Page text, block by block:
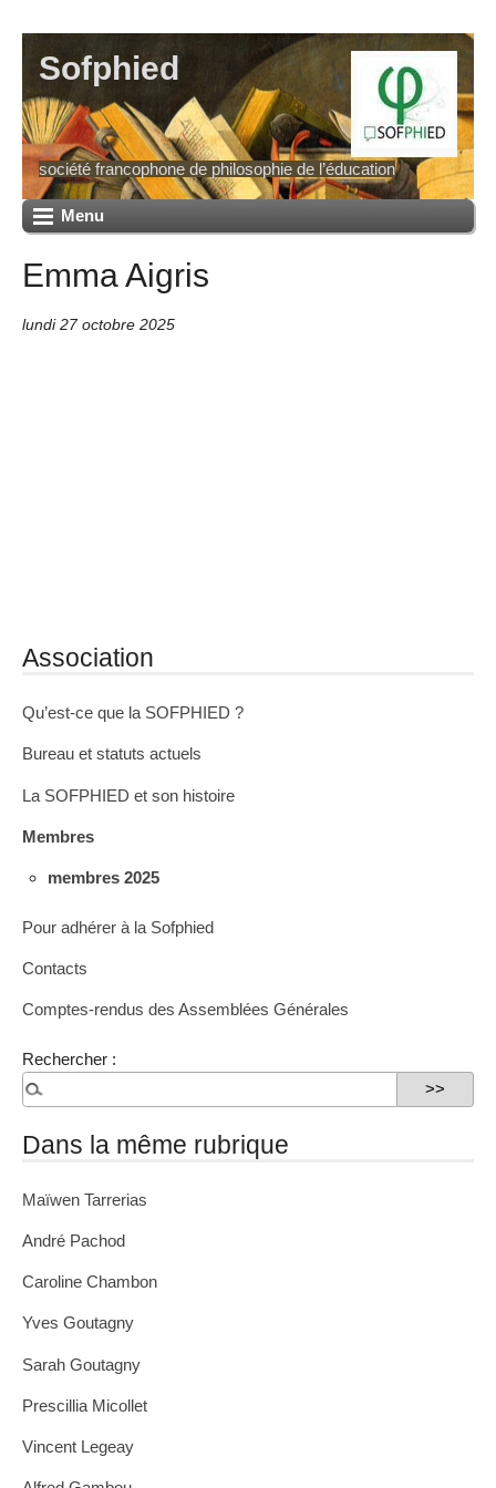
Sofphied
société francophone de philosophie de l’éducation
Menu
Emma Aigris
lundi 27 octobre 2025
Association
Qu’est-ce que la SOFPHIED ?
Bureau et statuts actuels
La SOFPHIED et son histoire
Membres
membres 2025
Pour adhérer à la Sofphied
Contacts
Comptes-rendus des Assemblées Générales
Rechercher :
Dans la même rubrique
Maïwen Tarrerias
André Pachod
Caroline Chambon
Yves Goutagny
Sarah Goutagny
Prescillia Micollet
Vincent Legeay